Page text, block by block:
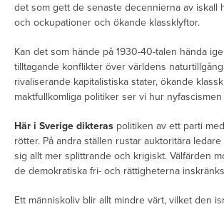
det som gett de senaste decennierna av iskall
och ockupationer och ökande klassklyftor.
Kan det som hände på 1930-40-talen hända
tilltagande konflikter över världens
rivaliserande kapitalistiska stater, ökande
maktfullkomliga politiker ser vi hur
Här i Sverige dikteras politiken av ett parti
rötter. På andra ställen rustar auktoritära
sig allt mer splittrande och krigiskt. Välfärden
de demokratiska fri- och rättigheterna
Ett människoliv blir allt mindre värt, vilket den